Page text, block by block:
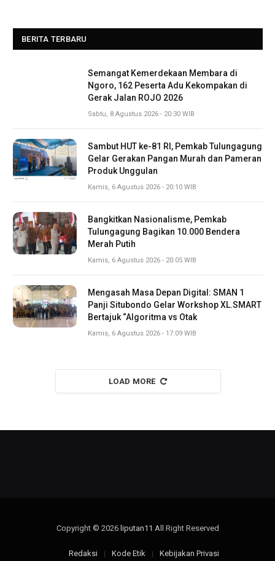
BERITA TERBARU
Semangat Kemerdekaan Membara di
Ngoro, 162 Peserta Adu Kekompakan di
Gerak Jalan ROJO 2026
Sabtu, 8 Agustus 2026 - 20:30 WIB
Sambut HUT ke-81 RI, Pemkab Tulungagung
Gelar Gerakan Pangan Murah dan Pameran
Produk Unggulan
Kamis, 6 Agustus 2026 - 20:10 WIB
Bangkitkan Nasionalisme, Pemkab
Tulungagung Bagikan 10.000 Bendera
Merah Putih
Kamis, 6 Agustus 2026 - 20:05 WIB
Mengasah Masa Depan Digital: SMAN 1
Panji Situbondo Gelar Workshop XL.SMART
Bertajuk “Algoritma vs Otak
Kamis, 6 Agustus 2026 - 17:09 WIB
LOAD MORE
Copyright © 2026 liputan11 All Right Reserved
Redaksi Kode Etik Kebijakan Privasi